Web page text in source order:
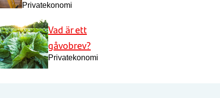
Privatekonomi
Vad är ett
gåvobrev?
Privatekonomi